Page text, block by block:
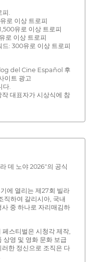
.
로 이상 트로피
유로 이상 트로피
로 이상 트로피
드: 300유로 이상 트로피
del Cine Español 후
이트 광고
다.
대표자가 시상식에 참
데 노야 2026"의 공식
에 열리는 제27회 빌라
직하여 갈리시아, 국내
중 하나로 자리매김하
스티벌은 시청각 제작,
상영 및 영화 문화 보급
한 정신으로 조직은 다